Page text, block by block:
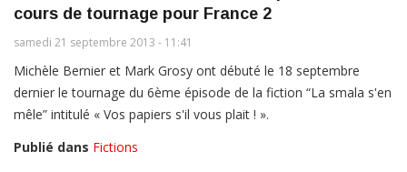
cours de tournage pour France 2
samedi 21 septembre 2013 - 11:41
Michèle Bernier et Mark Grosy ont débuté le 18 septembre
dernier le tournage du 6ème épisode de la fiction “La smala s'en
mêle” intitulé « Vos papiers s'il vous plait ! ».
Publié dans Fictions